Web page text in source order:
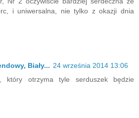
i uniwersalna, nie tylko z okazji dnia
Biały... 24 września 2014 13:06
który otrzyma tyle serduszek będzie